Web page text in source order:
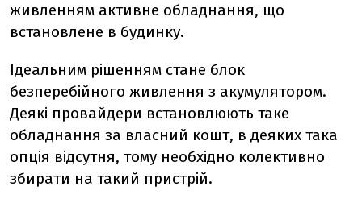
живленням активне обладнання, що
встановлене в будинку.
Ідеальним рішенням стане блок
безперебійного живлення з акумулятором.
Деякі провайдери встановлюють таке
обладнання за власний кошт, в деяких така
опція відсутня, тому необхідно колективно
збирати на такий пристрій.